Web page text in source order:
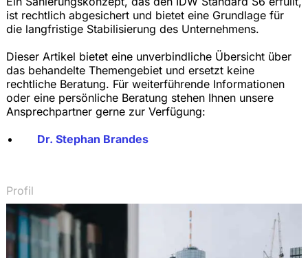
ist rechtlich abgesichert und bietet eine Grundlage für
die langfristige Stabilisierung des Unternehmens.
Dieser Artikel bietet eine unverbindliche Übersicht über
das behandelte Themengebiet und ersetzt keine
rechtliche Beratung. Für weiterführende Informationen
oder eine persönliche Beratung stehen Ihnen unsere
Ansprechpartner gerne zur Verfügung:
Dr. Stephan Brandes
Profil